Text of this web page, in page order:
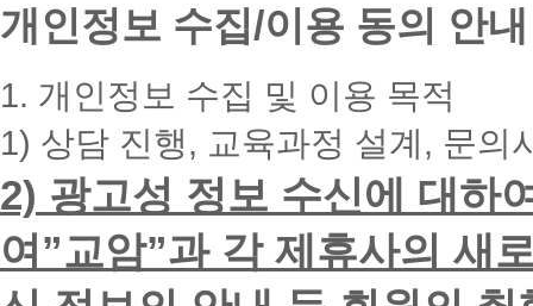
청
대
폰
입
력
시
면
빠
개인정보 수집/이용 동의 안내
1. 개인정보 수집 및 이용 목적
1) 상담 진행, 교육과정 설계, 문의
2) 광고성 정보 수신에 대하
여”교암”과 각 제휴사의 새